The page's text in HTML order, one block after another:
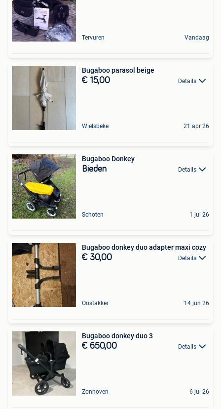
Tervuren Vandaag
Bugaboo parasol beige
€ 15,00 Details
Wielsbeke 21 apr 26
Bugaboo Donkey
Bieden Details
Schoten 1 jul 26
Bugaboo donkey duo adapter maxi cozy
€ 30,00 Details
Oostakker 14 jun 26
Bugaboo donkey duo 3
€ 650,00 Details
Zonhoven 6 jul 26